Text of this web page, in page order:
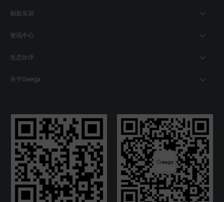
创新实训
资讯中心
生态伙伴
关于Geega